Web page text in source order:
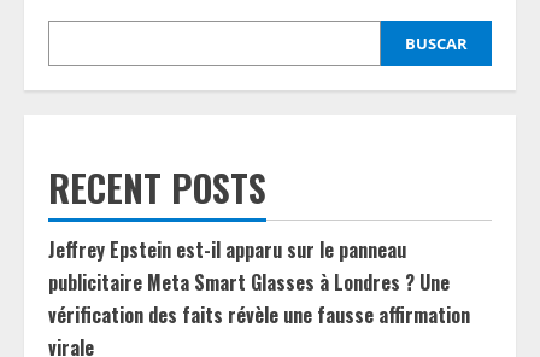
BUSCAR
RECENT POSTS
Jeffrey Epstein est-il apparu sur le panneau
publicitaire Meta Smart Glasses à Londres ? Une
vérification des faits révèle une fausse affirmation
virale